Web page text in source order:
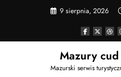
9 sierpnia, 2026
Mazury
Mazurski serwis